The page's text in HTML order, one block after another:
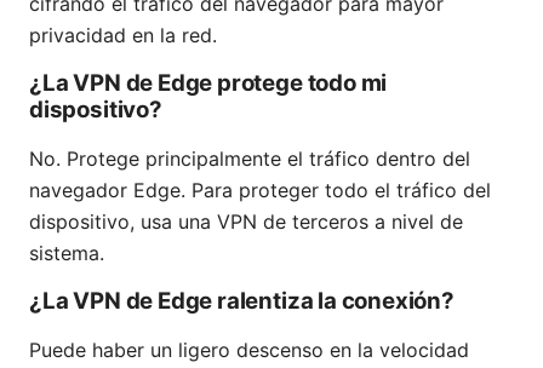
privacidad en la red.
¿La VPN de Edge protege todo mi
dispositivo?
No. Protege principalmente el tráfico dentro del
navegador Edge. Para proteger todo el tráfico del
dispositivo, usa una VPN de terceros a nivel de
sistema.
¿La VPN de Edge ralentiza la conexión?
Puede haber un ligero descenso en la velocidad